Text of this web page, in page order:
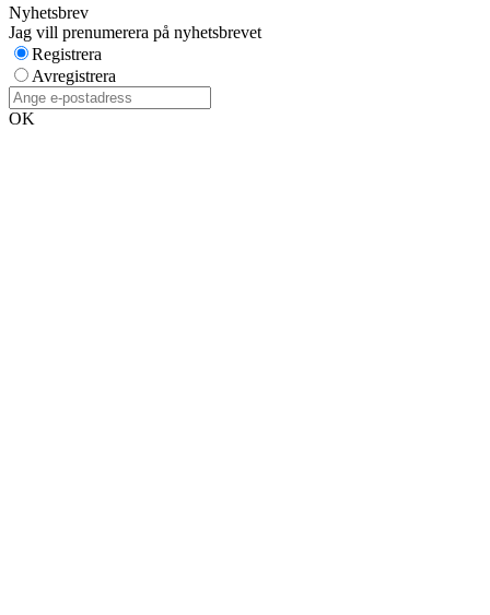
Nyhetsbrev
Jag vill prenumerera på nyhetsbrevet
Registrera
Avregistrera
OK